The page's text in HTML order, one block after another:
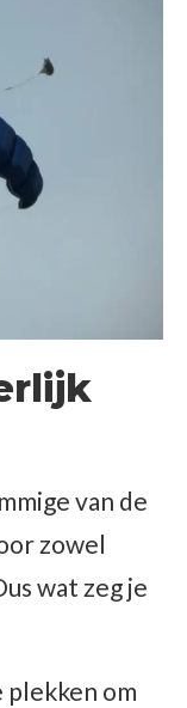
van de
zowel
wat zeg je
om